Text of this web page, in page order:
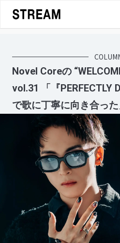
content
Novel Coreの
vol.31 「『PERFECTLY
で歌に丁寧に向き合った